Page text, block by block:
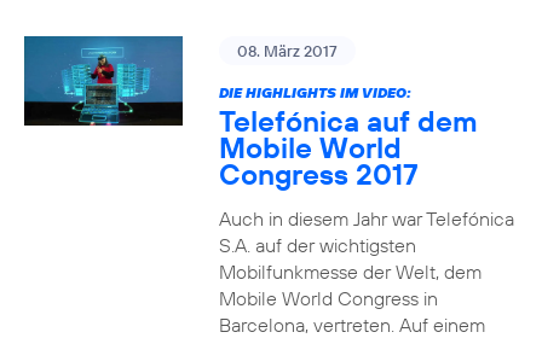
08. März 2017
DIE HIGHLIGHTS IM VIDEO:
Telefónica auf dem
Mobile World
Congress 2017
Auch in diesem Jahr war Telefónica
S.A. auf der wichtigsten
Mobilfunkmesse der Welt, dem
Mobile World Congress in
Barcelona, vertreten. Auf einem